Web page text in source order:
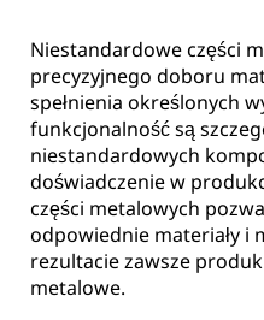
Niestandardowe części
precyzyjnego doboru
spełnienia określonych
funkcjonalność są
niestandardowych
doświadczenie w
części metalowych
odpowiednie materiały i
rezultacie zawsze
metalowe.